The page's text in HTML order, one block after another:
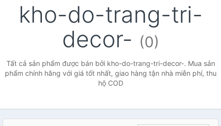
kho-do-trang-tri-
decor- (0)
Tất cả sản phẩm được bán bởi kho-do-trang-tri-decor-. Mua sản
phẩm chính hãng với giá tốt nhất, giao hàng tận nhà miễn phí, thu
hộ COD